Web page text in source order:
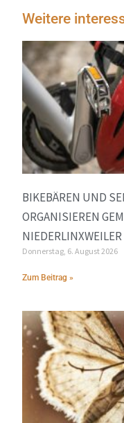
Weitere
BIKEBÄREN UND
ORGANISIEREN
NIEDERLINXWEILER
Donnerstag, 6. August 2026
Zum Beitrag »